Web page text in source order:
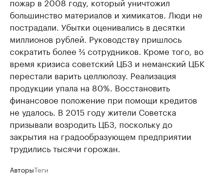
большинство материалов и химикатов. Люди не
пострадали. Убытки оценивались в десятки
миллионов рублей. Руководству пришлось
сократить более ⅔ сотрудников. Кроме того, во
время кризиса советский ЦБЗ и неманский ЦБК
перестали варить целлюлозу. Реализация
продукции упала на 80%. Восстановить
финансовое положение при помощи кредитов
не удалось. В 2015 году жители Советска
призывали возродить ЦБЗ, поскольку до
закрытия на градообразующем предприятии
трудились тысячи горожан.
АвторыТеги